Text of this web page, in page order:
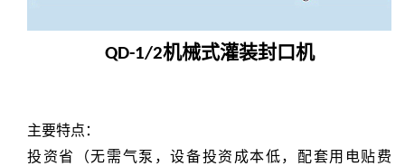
QD-1/2机械式灌装封口机
主要特点：
投资省（无需气泵，设备投资成本低，配套用电贴费